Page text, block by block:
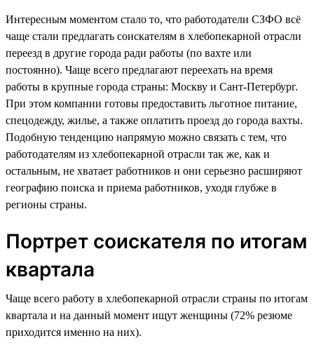
Интересным моментом стало то, что работодатели СЗФО всё
чаще стали предлагать соискателям в хлебопекарной отрасли
переезд в другие города ради работы (по вахте или
постоянно). Чаще всего предлагают переехать на время
работы в крупные города страны: Москву и Сант-Петербург.
При этом компании готовы предоставить льготное питание,
спецодежду, жилье, а также оплатить проезд до города вахты.
Подобную тенденцию напрямую можно связать с тем, что
работодателям из хлебопекарной отрасли так же, как и
остальным, не хватает работников и они серьезно расширяют
географию поиска и приема работников, уходя глубже в
регионы страны.
Портрет соискателя по итогам
квартала
Чаще всего работу в хлебопекарной отрасли страны по итогам
квартала и на данный момент ищут женщины (72% резюме
приходится именно на них).